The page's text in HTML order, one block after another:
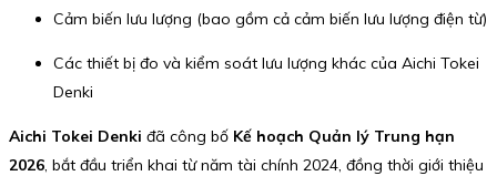
Cảm biến lưu lượng (bao gồm cả cảm biến lưu lượng điện từ)
Các thiết bị đo và kiểm soát lưu lượng khác của Aichi Tokei
Denki
Aichi Tokei Denki đã công bố Kế hoạch Quản lý Trung hạn
2026, bắt đầu triển khai từ năm tài chính 2024, đồng thời giới thiệu